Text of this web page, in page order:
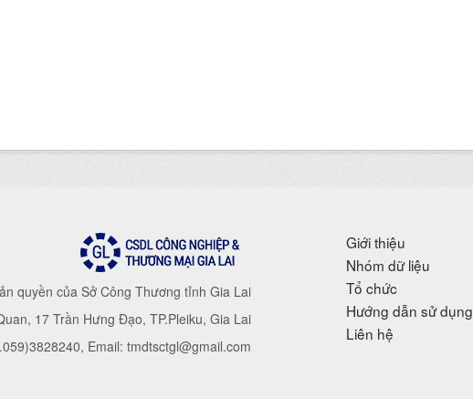
quyền của Sở Công Thương tỉnh Gia Lai
17 Trần Hưng Đạo, TP.Pleiku, Gia Lai
Email: tmdtsctgl@gmail.com
Giới thiệu
Nhóm dữ liệu
Tổ chức
Hướng dẫn sử dụng
Liên hệ